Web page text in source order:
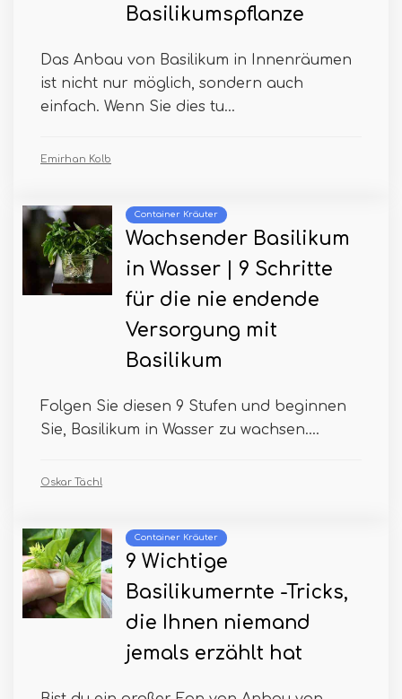
Basilikumspflanze
Das Anbau von Basilikum in Innenräumen
ist nicht nur möglich, sondern auch
einfach. Wenn Sie dies tu...
Emirhan Kolb
Container Kräuter
Wachsender Basilikum
in Wasser | 9 Schritte
für die nie endende
Versorgung mit
Basilikum
Folgen Sie diesen 9 Stufen und beginnen
Sie, Basilikum in Wasser zu wachsen....
Oskar Tächl
Container Kräuter
9 Wichtige
Basilikumernte -Tricks,
die Ihnen niemand
jemals erzählt hat